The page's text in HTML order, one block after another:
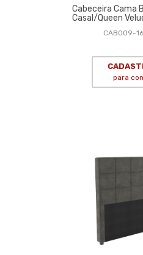
Cabeceira Cama
Casal/Queen
CAB009-
para